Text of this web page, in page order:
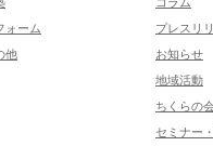
ォーム
他
プレスリ
お知らせ
地域活動
ちくらの
セミナー